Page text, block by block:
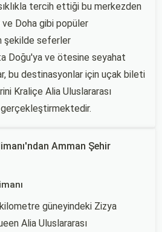
tercih ettiği bu merkezden
ve Doha gibi popüler
şekilde seferler
Doğu'ya ve ötesine seyahat
bu destinasyonlar için uçak bileti
Kraliçe Alia Uluslararası
Amman Şehir
güneyindeki Zizya
Alia Uluslararası